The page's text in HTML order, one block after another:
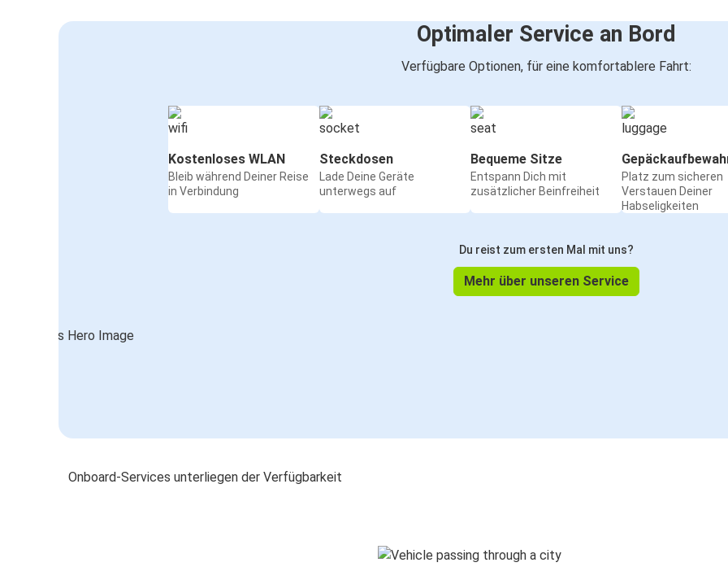
Optimaler Service an Bord
Verfügbare Optionen, für eine komfortablere Fahrt:
Kostenloses WLAN
Bleib während Deiner Reise
in Verbindung
Steckdosen
Lade Deine Geräte
unterwegs auf
Bequeme Sitze
Entspann Dich mit
zusätzlicher Beinfreiheit
Platz zum sicheren
Verstauen Deiner
Habseligkeiten
Du reist zum ersten Mal mit uns?
Mehr über unseren Service
Onboard-Services unterliegen der Verfügbarkeit